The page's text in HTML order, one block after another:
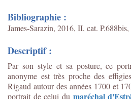
Bibliographie :
James-Sarazin, 2016, II, cat.
Descriptif :
Par son style et sa posture, ce
anonyme est très proche des
Rigaud autour des années 1700 et
portrait de celui du maréchal